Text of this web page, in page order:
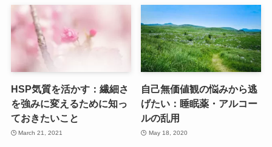
HSP気質を活かす：繊細さ
を強みに変えるために知っ
ておきたいこと
March 21, 2021
自己無価値観の悩みから逃
げたい：睡眠薬・アルコー
ルの乱用
May 18, 2020